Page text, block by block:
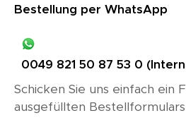
Bestellung per WhatsApp
0049 821 50 87 53 0
Schicken Sie uns einfach ein
ausgefüllten